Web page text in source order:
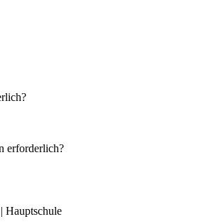
erforderlich?
Hauptschule